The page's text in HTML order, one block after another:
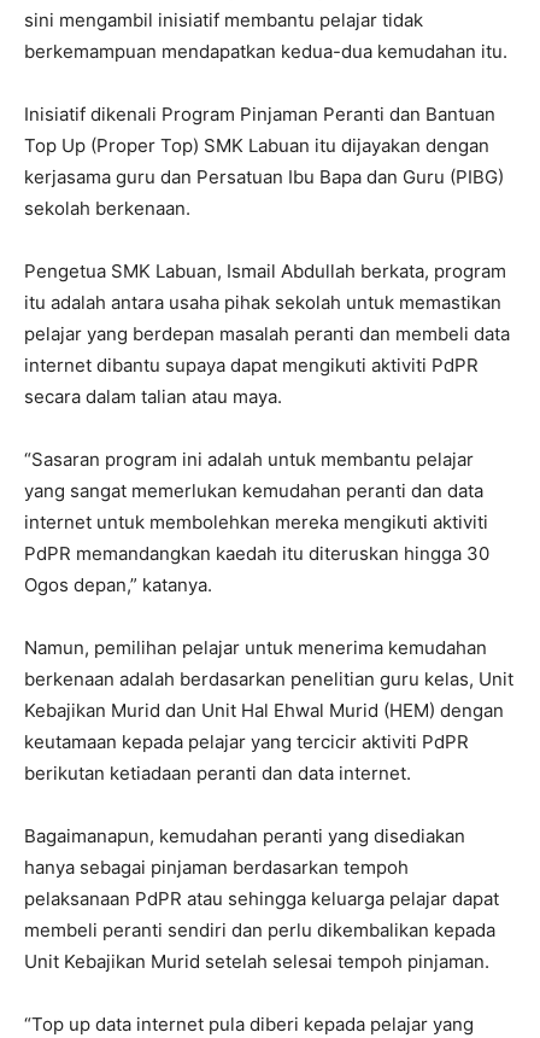
sini mengambil inisiatif membantu pelajar tidak
berkemampuan mendapatkan kedua-dua kemudahan itu.
Inisiatif dikenali Program Pinjaman Peranti dan Bantuan
Top Up (Proper Top) SMK Labuan itu dijayakan dengan
kerjasama guru dan Persatuan Ibu Bapa dan Guru (PIBG)
sekolah berkenaan.
Pengetua SMK Labuan, Ismail Abdullah berkata, program
itu adalah antara usaha pihak sekolah untuk memastikan
pelajar yang berdepan masalah peranti dan membeli data
internet dibantu supaya dapat mengikuti aktiviti PdPR
secara dalam talian atau maya.
“Sasaran program ini adalah untuk membantu pelajar
yang sangat memerlukan kemudahan peranti dan data
internet untuk membolehkan mereka mengikuti aktiviti
PdPR memandangkan kaedah itu diteruskan hingga 30
Ogos depan,” katanya.
Namun, pemilihan pelajar untuk menerima kemudahan
berkenaan adalah berdasarkan penelitian guru kelas, Unit
Kebajikan Murid dan Unit Hal Ehwal Murid (HEM) dengan
keutamaan kepada pelajar yang tercicir aktiviti PdPR
berikutan ketiadaan peranti dan data internet.
Bagaimanapun, kemudahan peranti yang disediakan
hanya sebagai pinjaman berdasarkan tempoh
pelaksanaan PdPR atau sehingga keluarga pelajar dapat
membeli peranti sendiri dan perlu dikembalikan kepada
Unit Kebajikan Murid setelah selesai tempoh pinjaman.
“Top up data internet pula diberi kepada pelajar yang